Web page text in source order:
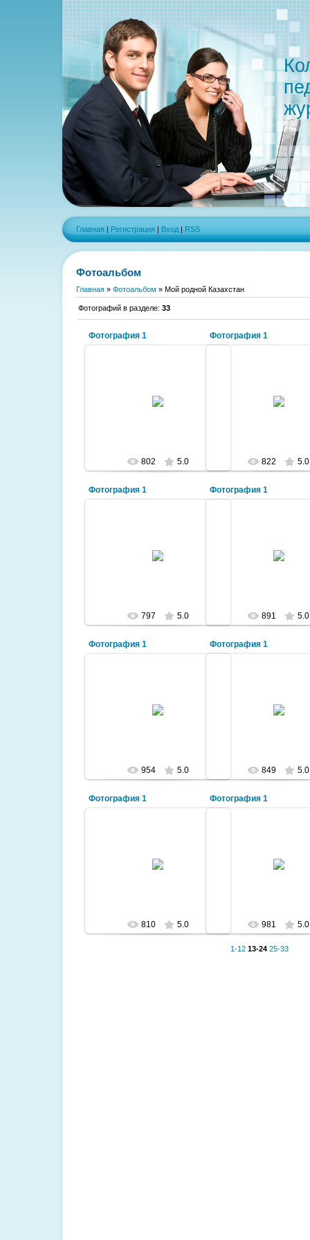
Главная | Регистрация | Вход | RSS
Фотоальбом
Главная » Фотоальбом » Мой родной Казахстан
Фотографий в разделе: 33
Фотография 1
Здание городского суда
802 5.0
Фотография 1
Военный парад 9
822 5.0
Фотография 1
Дворец культуры им. Хамзина
797 5.0
Фотография 1
Балхашский
891 5.0
Фотография 1
Новая школа №15 с казахским
языком обучения
954 5.0
Фотография 1
Стадион
849 5.0
Фотография 1
Ул. Ш.Уалиханова
810 5.0
Фотография 1
Вид на город с
981 5.0
1-12 13-24 25-33